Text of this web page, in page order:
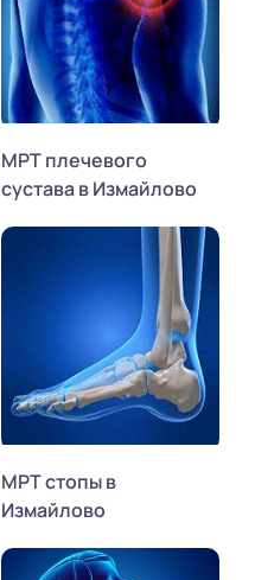
МРТ плечевого
сустава в Измайлово
МРТ стопы в
Измайлово